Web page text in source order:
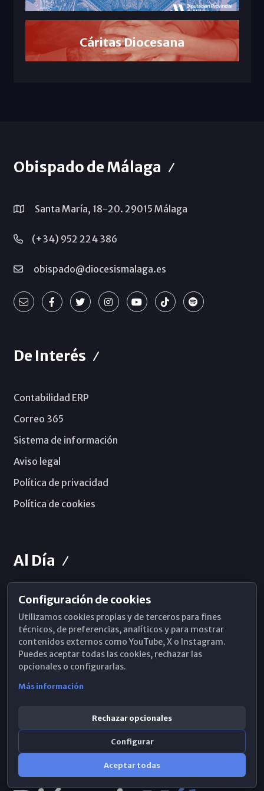
Cáritas Diocesana
Obispado de Málaga
Santa María, 18-20. 29015 Málaga
(+34) 952 224 386
obispado@diocesismalaga.es
De Interés
Contabilidad ERP
Correo 365
Sistema de información
Aviso legal
Política de privacidad
Política de cookies
Al Día
Horarios de Misa
Hemeroteca
WhatsApp
Configuración de cookies
Utilizamos cookies propias y de terceros para fines
técnicos, de preferencias, analíticos y para mostrar
contenidos externos como YouTube, X o Instagram.
Puedes aceptar todas las cookies, rechazar las
opcionales o configurarlas.
Más información
Rechazar opcionales
Configurar
Aceptar todas